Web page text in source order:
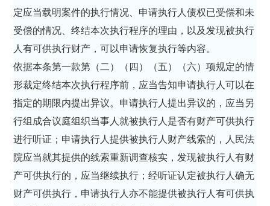
定应当载明案件的执行情况、申请执行人债权已受偿和未
受偿的情况、终结本次执行程序的理由，以及发现被执行
人有可供执行财产，可以申请恢复执行等内容。
依据本条第一款第（二）（四）（五）（六）项规定的情
形裁定终结本次执行程序前，应当告知申请执行人可以在
指定的期限内提出异议。申请执行人提出异议的，应当另
行组成合议庭组织当事人就被执行人是否有财产可供执行
进行听证；申请执行人提供被执行人财产线索的，人民法
院应当就其提供的线索重新调查核实，发现被执行人有财
产可供执行的，应当继续执行；经听证认定被执行人确无
财产可供执行，申请执行人亦不能提供被执行人有可供执